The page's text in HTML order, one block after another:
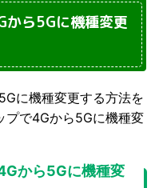
から5Gに機種変更
に機種変更する方法を
プで4Gから5Gに機種変
から5Gに機種変